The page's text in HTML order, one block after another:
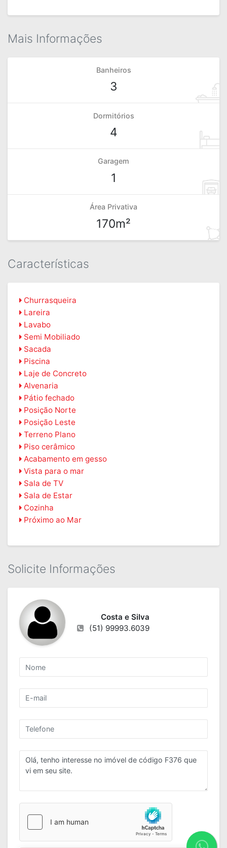
Características
Churrasqueira
Lareira
Lavabo
Semi Mobiliado
Sacada
Piscina
Laje de Concreto
Alvenaria
Pátio fechado
Posição Norte
Posição Leste
Terreno Plano
Piso cerâmico
Acabamento em gesso
Vista para o mar
Sala de TV
Sala de Estar
Cozinha
Próximo ao Mar
Solicite Informações
Costa e Silva
(51) 99993.6039
Mais Informações
Banheiros
3
Dormitórios
4
Garagem
1
Área Privativa
170m²